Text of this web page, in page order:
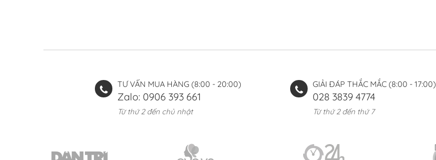
TƯ VẤN MUA HÀNG (8:00 - 20:00)
Zalo: 0906 393 661
Từ thứ 2 đến chủ nhật
GIẢI ĐÁP THẮC MẮC (8:00 - 17:00)
028 3839 4774
Từ thứ 2 đến thứ 7